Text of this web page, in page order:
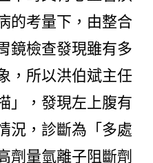
的考量下，由整合
鏡檢查發現雖有多
，所以洪伯斌主任
」，發現左上腹有
況，診斷為「多處
劑量氫離子阻斷劑